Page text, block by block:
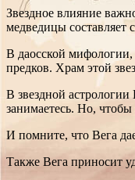
Звездное влияние
медведицы составляет
В даосской
предков. Храм этой
В звездной астрологии
занимаетесь. Но, чтобы
И помните, что Вега
Также Вега приносит